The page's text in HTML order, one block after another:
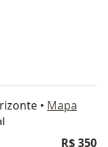
• Mapa
R$ 350